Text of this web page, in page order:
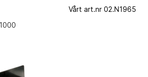
Vårt art.nr 02.N1965